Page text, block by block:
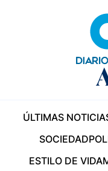
ÚLTIMAS
SOCIEDAD
ESTILO DE VIDA